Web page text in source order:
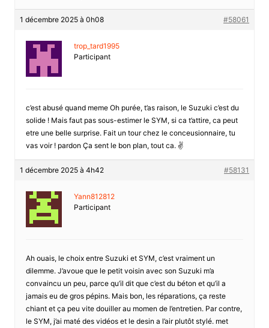
1 décembre 2025 à 0h08 #58061
trop_tard1995
Participant
c’est abusé quand meme Oh purée, t’as raison, le Suzuki c’est du
solide ! Mais faut pas sous-estimer le SYM, si ca t’attire, ca peut
etre une belle surprise. Fait un tour chez le conceusionnaire, tu
vas voir ! pardon Ça sent le bon plan, tout ca. ✌️
1 décembre 2025 à 4h42 #58131
Yann812812
Participant
Ah ouais, le choix entre Suzuki et SYM, c’est vraiment un
dilemme. J’avoue que le petit voisin avec son Suzuki m’a
convaincu un peu, parce qu’il dit que c’est du béton et qu’il a
jamais eu de gros pépins. Mais bon, les réparations, ça reste
chiant et ça peu vite douiller au momen de l’entretien. Par contre,
le SYM, j’ai maté des vidéos et le desin a l’air plutôt stylé. met